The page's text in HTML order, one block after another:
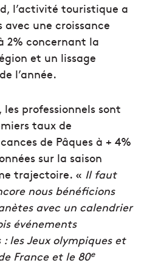
l’activité touristique a
avec une croissance
2% concernant la
et un lissage
l’année.
les professionnels sont
taux de
de Pâques à + 4%
sur la saison
trajectoire. « Il faut
nous bénéficions
avec un calendrier
événements
les Jeux olympiques et
France et le 80e